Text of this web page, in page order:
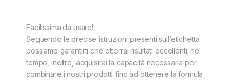
Facilissima da usare!
Seguendo le precise istruzioni presenti sull’etichetta
possiamo garantirti che otterrai risultati eccellenti; nel
tempo, inoltre, acquisirai la capacità necessaria per
combinare i nostri prodotti fino ad ottenere la formula